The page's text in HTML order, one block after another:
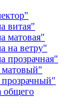
витая"
матовая"
на ветру"
прозрачная"
общего